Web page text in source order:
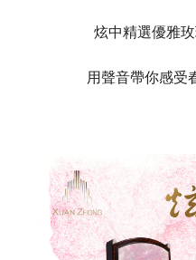
炫中精選優雅
用聲音帶你感受